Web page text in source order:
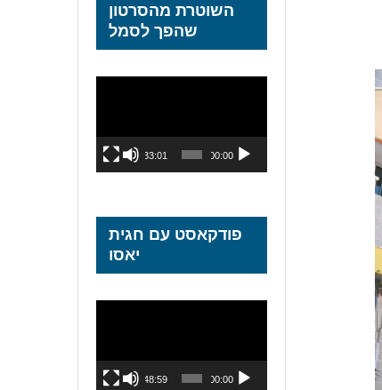
השוטרת מהסרטון
שהפך לסמל
00:00
33:01
פודקאסט עם חגית
יאסו
00:00
48:59